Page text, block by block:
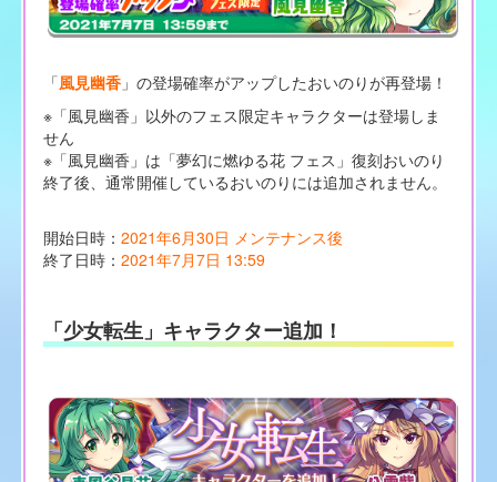
「風見幽香」の登場確率がアップしたおいのりが再登場！
※「風見幽香」以外のフェス限定キャラクターは登場しま
せん
※「風見幽香」は「夢幻に燃ゆる花 フェス」復刻おいのり
終了後、通常開催しているおいのりには追加されません。
開始日時： 2021年6月30日 メンテナンス後
終了日時： 2021年7月7日 13:59
「少女転生」キャラクター追加！